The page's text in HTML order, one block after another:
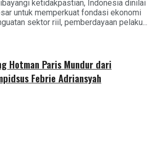
ketidakpastian, Indonesia dinilai
untuk memperkuat fondasi ekonomi
sektor riil, pemberdayaan pelaku...
Hotman Paris Mundur dari
Febrie Adriansyah